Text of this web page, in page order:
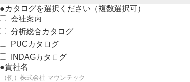
●カタログを選択ください（複数選択可）
会社案内
分析総合カタログ
PUCカタログ
INDAGカタログ
●貴社名